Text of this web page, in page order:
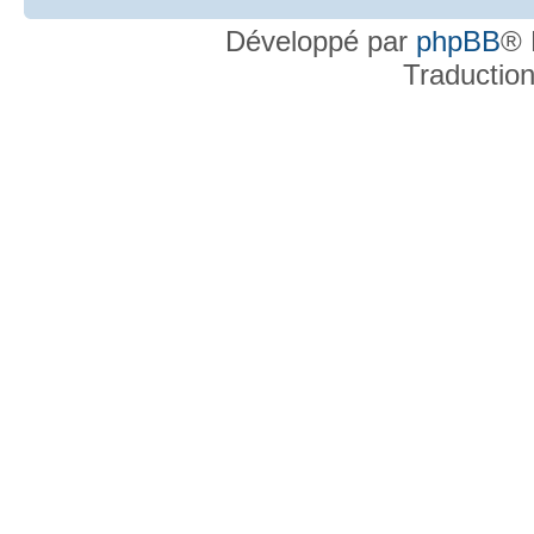
Développé par phpBB®